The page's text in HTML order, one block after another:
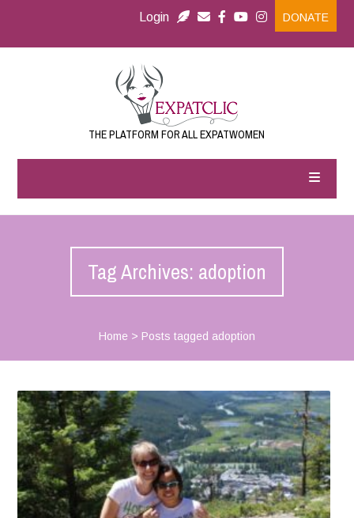
Login DONATE
THE PLATFORM FOR ALL EXPATWOMEN
Tag Archives: adoption
Home > Posts tagged adoption